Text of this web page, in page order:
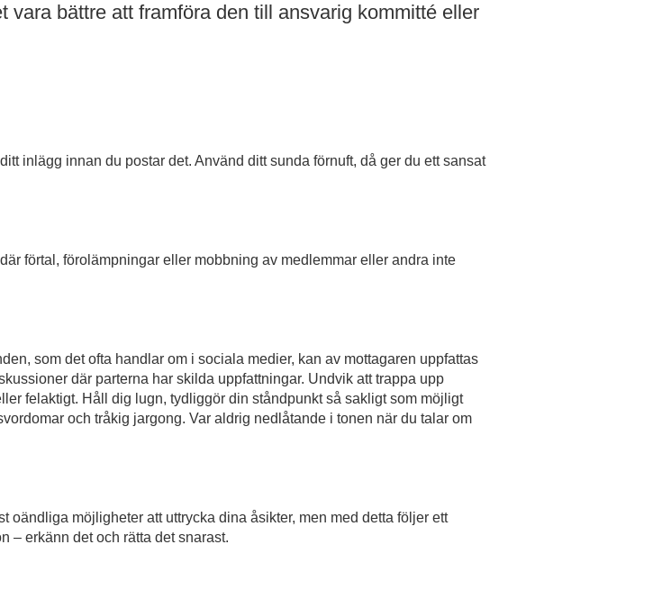
bättre att framföra den till ansvarig kommitté eller
inlägg innan du postar det. Använd ditt sunda förnuft, då ger du ett sansat
förtal, förolämpningar eller mobbning av medlemmar eller andra inte
som det ofta handlar om i sociala medier, kan av mottagaren uppfattas
där parterna har skilda uppfattningar. Undvik att trappa upp
felaktigt. Håll dig lugn, tydliggör din ståndpunkt så sakligt som möjligt
och tråkig jargong. Var aldrig nedlåtande i tonen när du talar om
möjligheter att uttrycka dina åsikter, men med detta följer ett
– erkänn det och rätta det snarast.